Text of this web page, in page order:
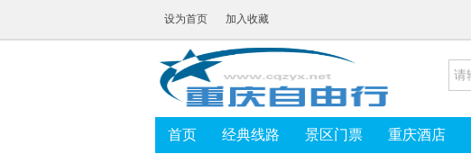
设为首页 加入收藏
首页 经典线路 景区门票 重庆酒店